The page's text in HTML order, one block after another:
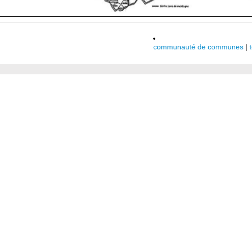
communauté de communes |